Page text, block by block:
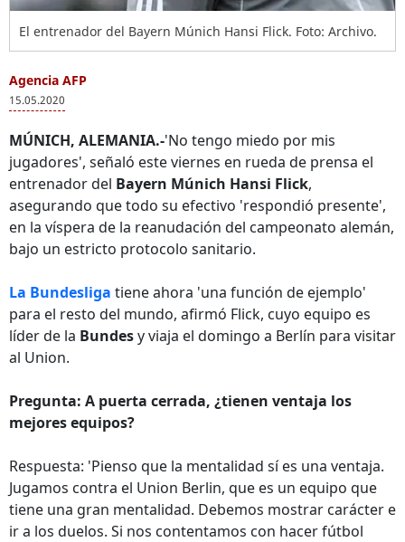
El entrenador del Bayern Múnich Hansi Flick. Foto: Archivo.
Agencia AFP
15.05.2020
MÚNICH, ALEMANIA.-'No tengo miedo por mis
jugadores', señaló este viernes en rueda de prensa el
entrenador del Bayern Múnich Hansi Flick,
asegurando que todo su efectivo 'respondió presente',
en la víspera de la reanudación del campeonato alemán,
bajo un estricto protocolo sanitario.
La Bundesliga tiene ahora 'una función de ejemplo'
para el resto del mundo, afirmó Flick, cuyo equipo es
líder de la Bundesy viaja el domingo a Berlín para visitar
al Union.
Pregunta: A puerta cerrada, ¿tienen ventaja los
mejores equipos?
Respuesta: 'Pienso que la mentalidad sí es una ventaja.
Jugamos contra el Union Berlin, que es un equipo que
tiene una gran mentalidad. Debemos mostrar carácter e
ir a los duelos. Si nos contentamos con hacer fútbol